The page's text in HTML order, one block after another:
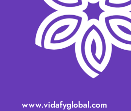
www.vidafyglobal.com